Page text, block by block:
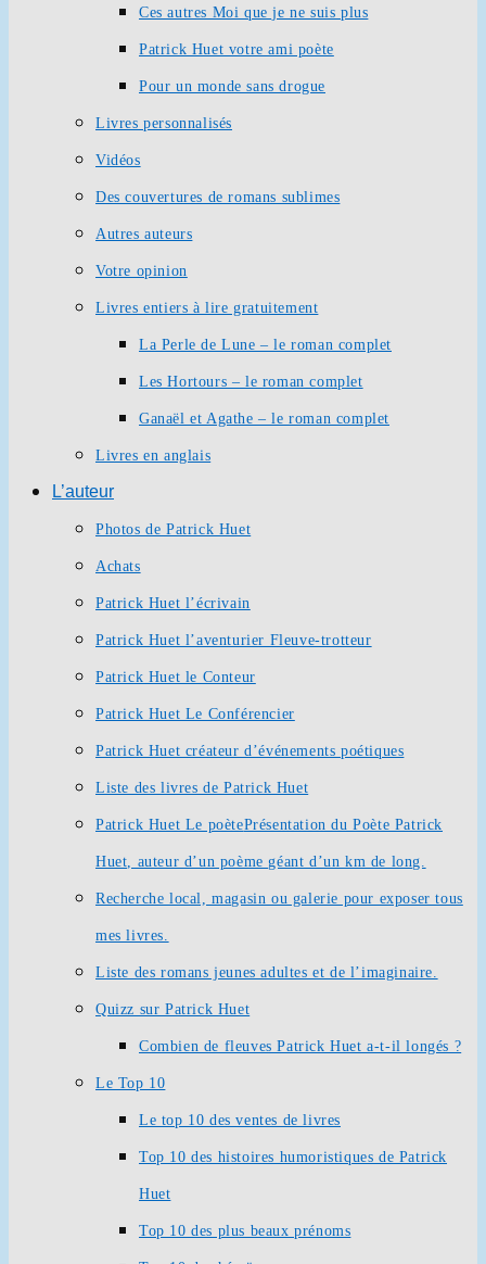
Ces autres Moi que je ne suis plus
Patrick Huet votre ami poète
Pour un monde sans drogue
Livres personnalisés
Vidéos
Des couvertures de romans sublimes
Autres auteurs
Votre opinion
Livres entiers à lire gratuitement
La Perle de Lune – le roman complet
Les Hortours – le roman complet
Ganaël et Agathe – le roman complet
Livres en anglais
L’auteur
Photos de Patrick Huet
Achats
Patrick Huet l’écrivain
Patrick Huet l’aventurier Fleuve-trotteur
Patrick Huet le Conteur
Patrick Huet Le Conférencier
Patrick Huet créateur d’événements poétiques
Liste des livres de Patrick Huet
Patrick Huet Le poètePrésentation du Poète Patrick
Huet, auteur d’un poème géant d’un km de long.
Recherche local, magasin ou galerie pour exposer tous
mes livres.
Liste des romans jeunes adultes et de l’imaginaire.
Quizz sur Patrick Huet
Combien de fleuves Patrick Huet a-t-il longés ?
Le Top 10
Le top 10 des ventes de livres
Top 10 des histoires humoristiques de Patrick
Huet
Top 10 des plus beaux prénoms